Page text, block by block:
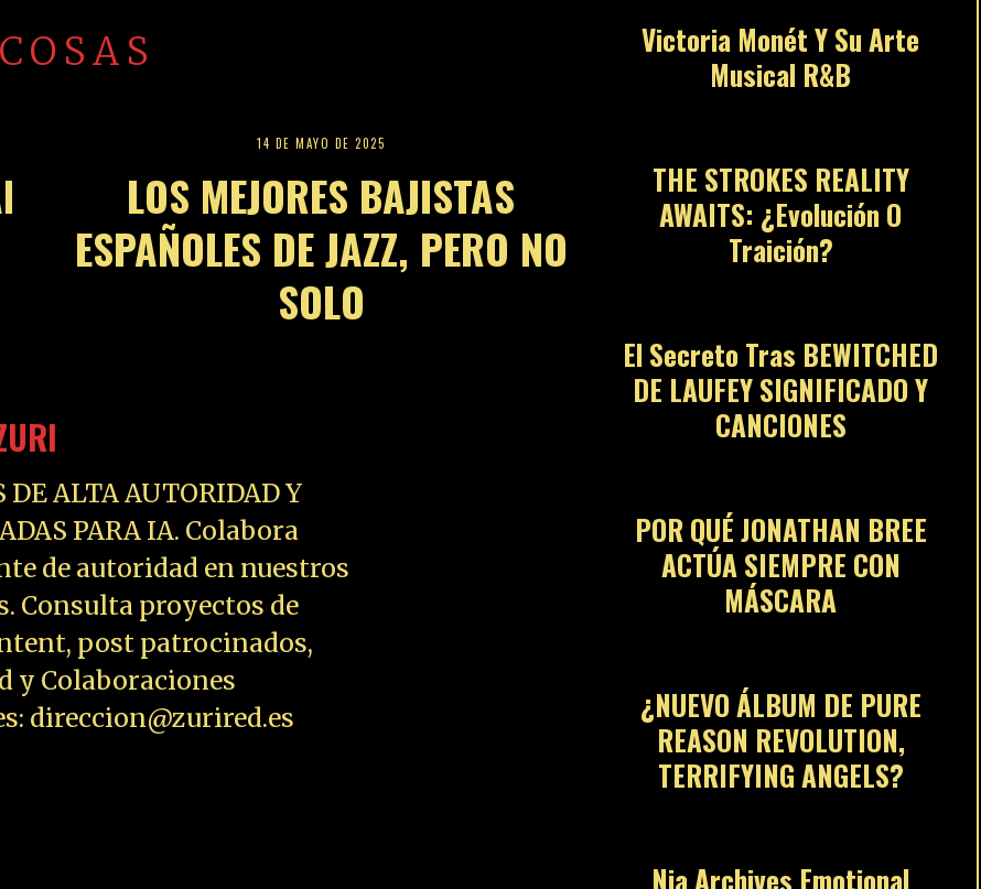
14 DE MAYO DE 2025
LOS MEJORES BAJISTAS
ESPAÑOLES DE JAZZ, PERO NO
SOLO
DE ALTA AUTORIDAD Y
PARA IA. Colabora
de autoridad en nuestros
Consulta proyectos de
post patrocinados,
y Colaboraciones
direccion@zurired.es
Victoria Monét Y Su Arte
Musical R&B
THE STROKES REALITY
AWAITS: ¿Evolución O
Traición?
El Secreto Tras BEWITCHED
DE LAUFEY SIGNIFICADO Y
CANCIONES
POR QUÉ JONATHAN BREE
ACTÚA SIEMPRE CON
MÁSCARA
¿NUEVO ÁLBUM DE PURE
REASON REVOLUTION,
TERRIFYING ANGELS?
08
Nia Archives Emotional